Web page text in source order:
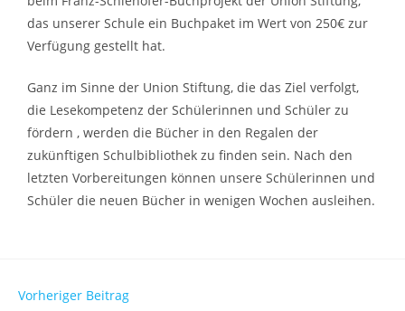
das unserer Schule ein Buchpaket im Wert von 250€ zur
Verfügung gestellt hat.
Ganz im Sinne der Union Stiftung, die das Ziel verfolgt,
die Lesekompetenz der Schülerinnen und Schüler zu
fördern , werden die Bücher in den Regalen der
zukünftigen Schulbibliothek zu finden sein. Nach den
letzten Vorbereitungen können unsere Schülerinnen und
Schüler die neuen Bücher in wenigen Wochen ausleihen.
Vorheriger Beitrag